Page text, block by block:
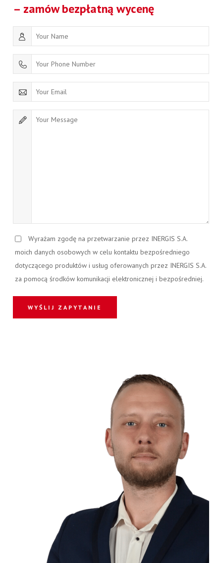
– zamów bezpłatną wycenę
Wyrażam zgodę na przetwarzanie przez INERGIS S.A.
moich danych osobowych w celu kontaktu bezpośredniego
dotyczącego produktów i usług oferowanych przez INERGIS S.A.
za pomocą środków komunikacji elektronicznej i bezpośredniej.
WYŚLIJ ZAPYTANIE